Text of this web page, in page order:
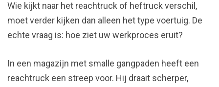
Wie kijkt naar het reachtruck of heftruck verschil,
moet verder kijken dan alleen het type voertuig. De
echte vraag is: hoe ziet uw werkproces eruit?
In een magazijn met smalle gangpaden heeft een
reachtruck een streep voor. Hij draait scherper,